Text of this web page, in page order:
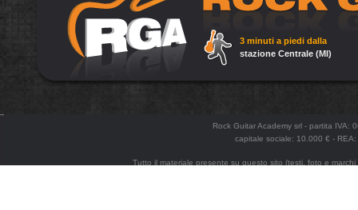
3 minuti a piedi dalla
stazione Centrale (MI)
Rock Guitar Academy srl - partita
capitale sociale: 10.000 € -
Tutto il materiale presente su questo sito (testi, foto e